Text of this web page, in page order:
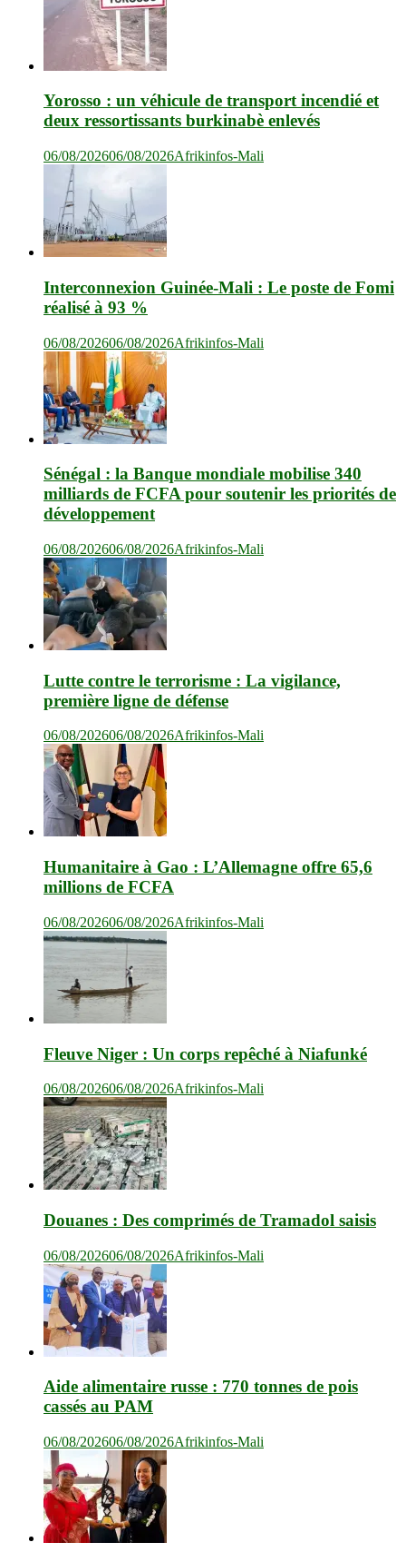
Yorosso : un véhicule de transport incendié et
deux ressortissants burkinabè enlevés
06/08/202606/08/2026Afrikinfos-Mali
Interconnexion Guinée-Mali : Le poste de Fomi
réalisé à 93 %
06/08/202606/08/2026Afrikinfos-Mali
Sénégal : la Banque mondiale mobilise 340
milliards de FCFA pour soutenir les priorités de
développement
06/08/202606/08/2026Afrikinfos-Mali
Lutte contre le terrorisme : La vigilance,
première ligne de défense
06/08/202606/08/2026Afrikinfos-Mali
Humanitaire à Gao : L’Allemagne offre 65,6
millions de FCFA
06/08/202606/08/2026Afrikinfos-Mali
Fleuve Niger : Un corps repêché à Niafunké
06/08/202606/08/2026Afrikinfos-Mali
Douanes : Des comprimés de Tramadol saisis
06/08/202606/08/2026Afrikinfos-Mali
Aide alimentaire russe : 770 tonnes de pois
cassés au PAM
06/08/202606/08/2026Afrikinfos-Mali